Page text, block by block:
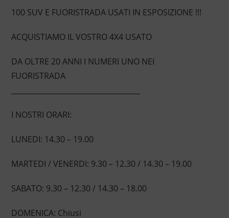
100 SUV E FUORISTRADA USATI IN ESPOSIZIONE !!!
ACQUISTIAMO IL VOSTRO 4X4 USATO
DA OLTRE 20 ANNI I NUMERI UNO NEI
FUORISTRADA
I NOSTRI ORARI:
LUNEDI: 14.30 – 19.00
MARTEDI / VENERDI: 9.30 – 12.30 / 14.30 – 19.00
SABATO: 9.30 – 12.30 / 14.30 – 18.00
DOMENICA: Chiusi